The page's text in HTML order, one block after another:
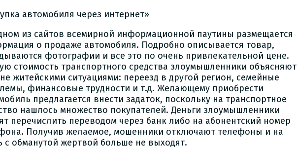
автомобиля через интернет»
из сайтов всемирной информационной паутины размещается
о продаже автомобиля. Подробно описывается товар,
фотографии и все это по очень привлекательной цене.
стоимость транспортного средства злоумышленники объясняют
житейскими ситуациями: переезд в другой регион, семейные
финансовые трудности и т.д. Желающему приобрести
предлагается внести задаток, поскольку на транспортное
нашлось множество покупателей. Деньги злоумышленники
перечислить переводом через банк либо на абонентский номер
Получив желаемое, мошенники отключают телефоны и на
с обманутой жертвой больше не выходят.